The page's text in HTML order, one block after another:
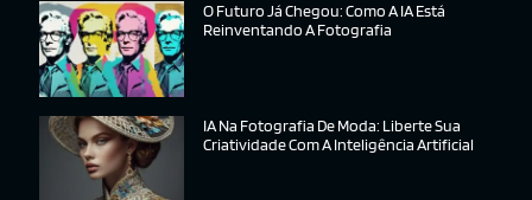
O Futuro Já Chegou: Como A IA Está
Reinventando A Fotografia
IA Na Fotografia De Moda: Liberte Sua
Criatividade Com A Inteligência Artificial